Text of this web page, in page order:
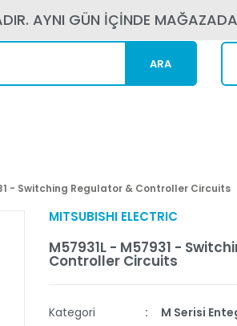
AYNI GÜN İÇİNDE
ARA
- Switching Regulator & Controller Circuits
MITSUBISHI ELECTRIC
M57931L - M57931 -
Controller Circuits
Kategori
M Serisi